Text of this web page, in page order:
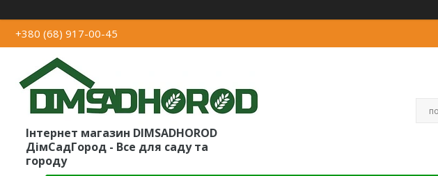
+380 (68) 917-00-45
Інтернет магазин DIMSADHOROD
ДімСадГород - Все для саду та
городу